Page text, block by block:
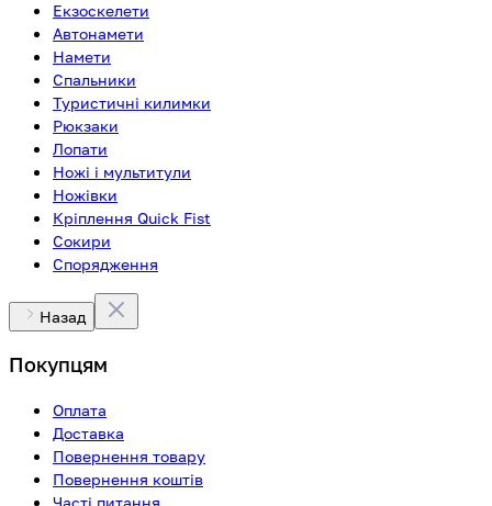
Екзоскелети
Автонамети
Намети
Спальники
Туристичні килимки
Рюкзаки
Лопати
Ножі і мультитули
Ножівки
Кріплення Quick Fist
Сокири
Спорядження
Назад
Покупцям
Оплата
Доставка
Повернення товару
Повернення коштів
Часті питання